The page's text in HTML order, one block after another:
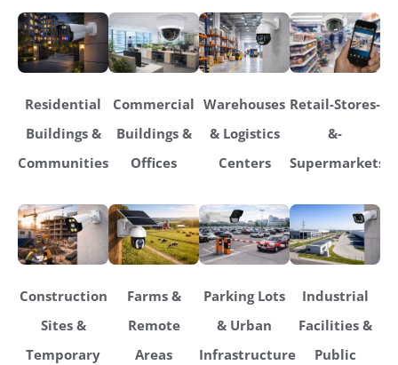
Residential
Buildings &
Communities
Commercial
Buildings &
Offices
Warehouses
& Logistics
Centers
Retail-Stores-
&-
Supermarkets
Construction
Sites &
Temporary
Farms &
Remote
Areas
Parking Lots
& Urban
Infrastructure
Industrial
Facilities &
Public